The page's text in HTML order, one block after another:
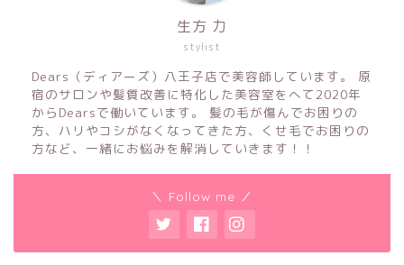
stylist
生方 力
Dears（ディアーズ）八王子店で美容師しています。 原
宿のサロンや髪質改善に特化した美容室をへて2020年
からDearsで働いています。 髪の毛が傷んでお困りの
方、ハリやコシがなくなってきた方、くせ毛でお困りの
方など、一緒にお悩みを解消していきます！！
＼ Follow me ／